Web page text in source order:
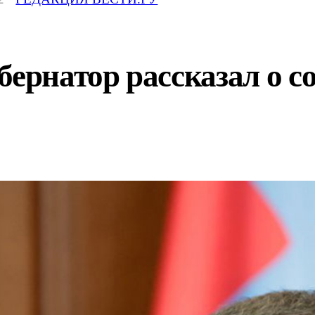
рассказал о